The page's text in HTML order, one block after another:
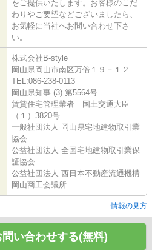
をご提供いたします。お客様のこだ
わりやご要望などございましたら、
お気軽に当社へお問い合わせ下さ
い。
株式会社B-style
岡山県岡山市南区万倍１９－１２
TEL:086-238-0113
岡山県知事 (3) 第5564号
賃貸住宅管理業者 国土交通大臣
（１）3820号
一般社団法人 岡山県宅地建物取引業
協会
公益社団法人 全国宅地建物取引業保
証協会
公益社団法人 西日本不動産流通機構
岡山商工会議所
情報の見方
い合わせする(無料)